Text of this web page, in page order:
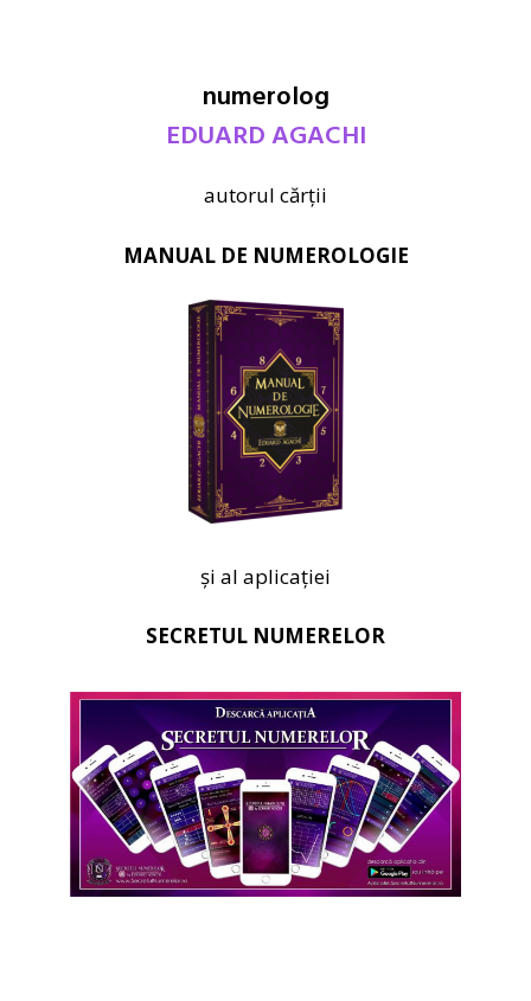
numerolog
EDUARD AGACHI
autorul cărții
MANUAL DE NUMEROLOGIE
și al aplicației
SECRETUL NUMERELOR